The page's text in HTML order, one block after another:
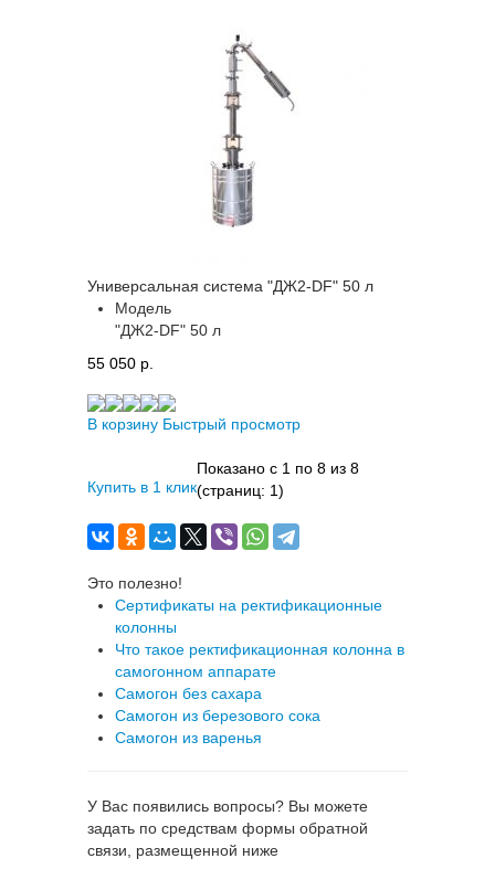
Универсальная система "ДЖ2-DF" 50 л
Модель
"ДЖ2-DF" 50 л
55 050 p.
В корзину Быстрый просмотр
Купить в 1 клик
Показано с 1 по 8 из 8
(страниц: 1)
Это полезно!
Сертификаты на ректификационные
колонны
Что такое ректификационная колонна в
самогонном аппарате
Самогон без сахара
Самогон из березового сока
Самогон из варенья
У Вас появились вопросы? Вы можете
задать по средствам формы обратной
связи, размещенной ниже